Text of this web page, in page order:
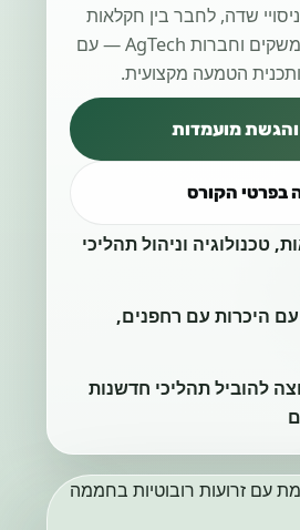
שדה, לחבר בין חקלאות
לטכנולוגיה ולעבוד עם משקים וחברות AgTech — עם
הטמעה מקצועית.
והגשת מועמדות
בפרטי הקורס
טכנולוגיה וניהול תהליכי
היכרות עם רחפנים,
להוביל תהליכי חדשנות